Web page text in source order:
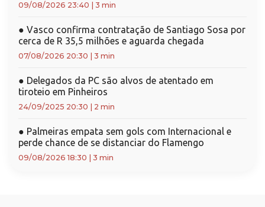
09/08/2026 23:40 3 min
● Vasco confirma contratação de Santiago Sosa por
cerca de R 35,5 milhões e aguarda chegada
07/08/2026 20:30 3 min
● Delegados da PC são alvos de atentado em
tiroteio em Pinheiros
24/09/2025 20:30 2 min
● Palmeiras empata sem gols com Internacional e
perde chance de se distanciar do Flamengo
09/08/2026 18:30 3 min